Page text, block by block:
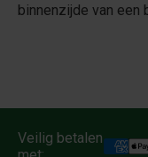
binnenzijde van een
Veilig betalen